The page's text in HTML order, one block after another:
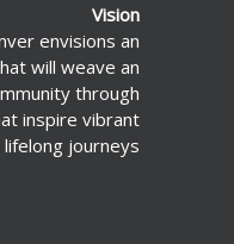
Vision
envisions an
will weave an
through
inspire vibrant
journeys.